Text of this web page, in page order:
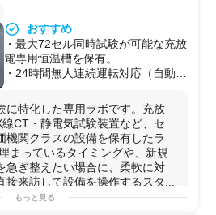
プロトコル妥当性確認
【3】既販医療機器の再処理プロト
コル変更時の同等性評価データ取得
【4】医療機器の改良・派生品開発
における洗浄性比較データの取得
／ISO／EN規格適合データの整備
◆受託可能な試験・解析内容
【1】医療機器の滅菌評価試験（再
利用可能機器対象／各種国際規格準
拠）
【2】IFU指定または依頼者指定の滅
【3】滅菌後の残存微生物の定量測
定
【4】滅菌後の残存微生物の定性測
定
【5】関連試験：医療機器の洗浄評
価試験（AAMI ST98／ASTM F3208
／ISO15883シリーズ／ISO17664／
おすすめ
・最大72セル同時試験が可能な充放
電専用恒温槽を保有。
・24時間無人連続運転対応（自動消
クル試験を「預けて走らせ続ける」
使い方が可能。
・静電気試験は技術者が来訪のう
え、その場で壊れた製品を修理→再
試験→修理を繰り返せる環境。設備
を使いながら製品を仕上げていくス
タイルに対応。
・X線CTで電池パック・セルの内部
に特化した専用ラボです。充放
CT・静電気試験装置など、セ
機関クラスの設備を保有したラ
まっているタイミングや、新規
急ぎ整えたい場合に、柔軟に対
接来訪して設備を操作するスタ...
もっと見る